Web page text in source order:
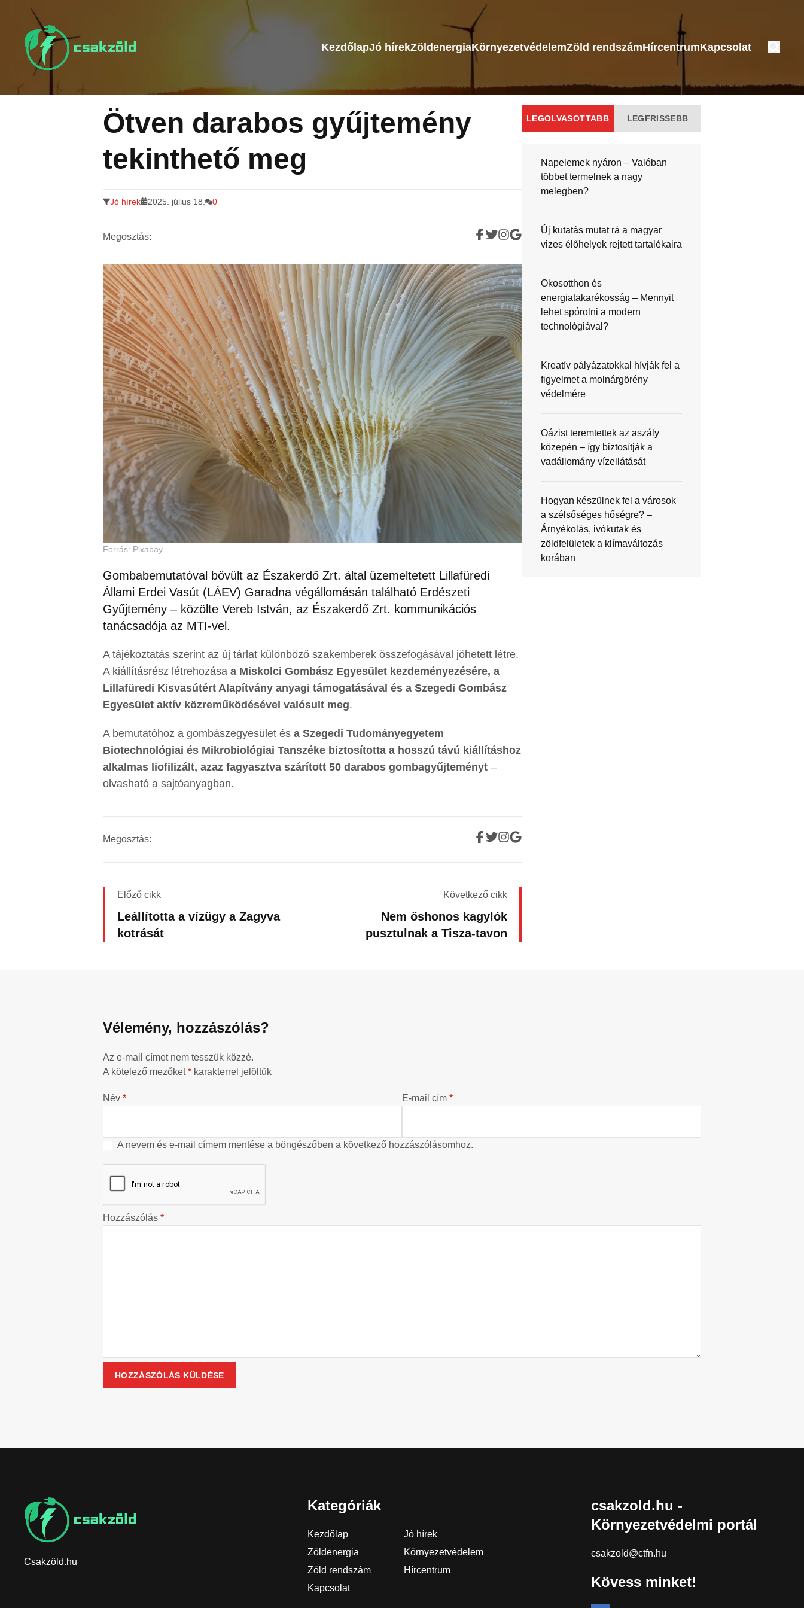
a
KezdőlapJó hírekZöldenergiaKörnyezetvédelemZöld rendszámHírcentrumKapcsolat
Ötven darabos gyűjtemény
tekinthető meg
Jó hírek 2025. július 18. 0
Megosztás:
Forrás: Pixabay
Gombabemutatóval bővült az Északerdő Zrt. által üzemeltetett Lillafüredi
Állami Erdei Vasút (LÁEV) Garadna végállomásán található Erdészeti
Gyűjtemény – közölte Vereb István, az Északerdő Zrt. kommunikációs
tanácsadója az MTI-vel.
A tájékoztatás szerint az új tárlat különböző szakemberek összefogásával jöhetett létre.
A kiállításrész létrehozása a Miskolci Gombász Egyesület kezdeményezésére, a
Lillafüredi Kisvasútért Alapítvány anyagi támogatásával és a Szegedi Gombász
Egyesület aktív közreműködésével valósult meg.
A bemutatóhoz a gombászegyesület és a Szegedi Tudományegyetem
Biotechnológiai és Mikrobiológiai Tanszéke biztosította a hosszú távú kiállításhoz
alkalmas liofilizált, azaz fagyasztva szárított 50 darabos gombagyűjteményt –
olvasható a sajtóanyagban.
Megosztás:
Előző cikk
Leállította a vízügy a Zagyva
kotrását
Következő cikk
Nem őshonos kagylók
pusztulnak a Tisza-tavon
LEGOLVASOTTABB LEGFRISSEBB
Napelemek nyáron – Valóban
többet termelnek a nagy
melegben?
Új kutatás mutat rá a magyar
vizes élőhelyek rejtett tartalékaira
Okosotthon és
energiatakarékosság – Mennyit
lehet spórolni a modern
technológiával?
Kreatív pályázatokkal hívják fel a
figyelmet a molnárgörény
védelmére
Oázist teremtettek az aszály
közepén – így biztosítják a
vadállomány vízellátását
Hogyan készülnek fel a városok
a szélsőséges hőségre? –
Árnyékolás, ivókutak és
zöldfelületek a klímaváltozás
korában
Vélemény, hozzászólás?
Az e-mail címet nem tesszük közzé.
A kötelező mezőket* karakterrel jelöltük
Név * E-mail cím *
A nevem és e-mail címem mentése a böngészőben a következő hozzászólásomhoz.
Hozzászólás *
Csakzöld.hu
Kategóriák
Kezdőlap
Jó hírek
Zöldenergia
Környezetvédelem
Zöld rendszám
Hírcentrum
Kapcsolat
csakzold.hu -
Környezetvédelmi portál
csakzold@ctfn.hu
Kövess minket!